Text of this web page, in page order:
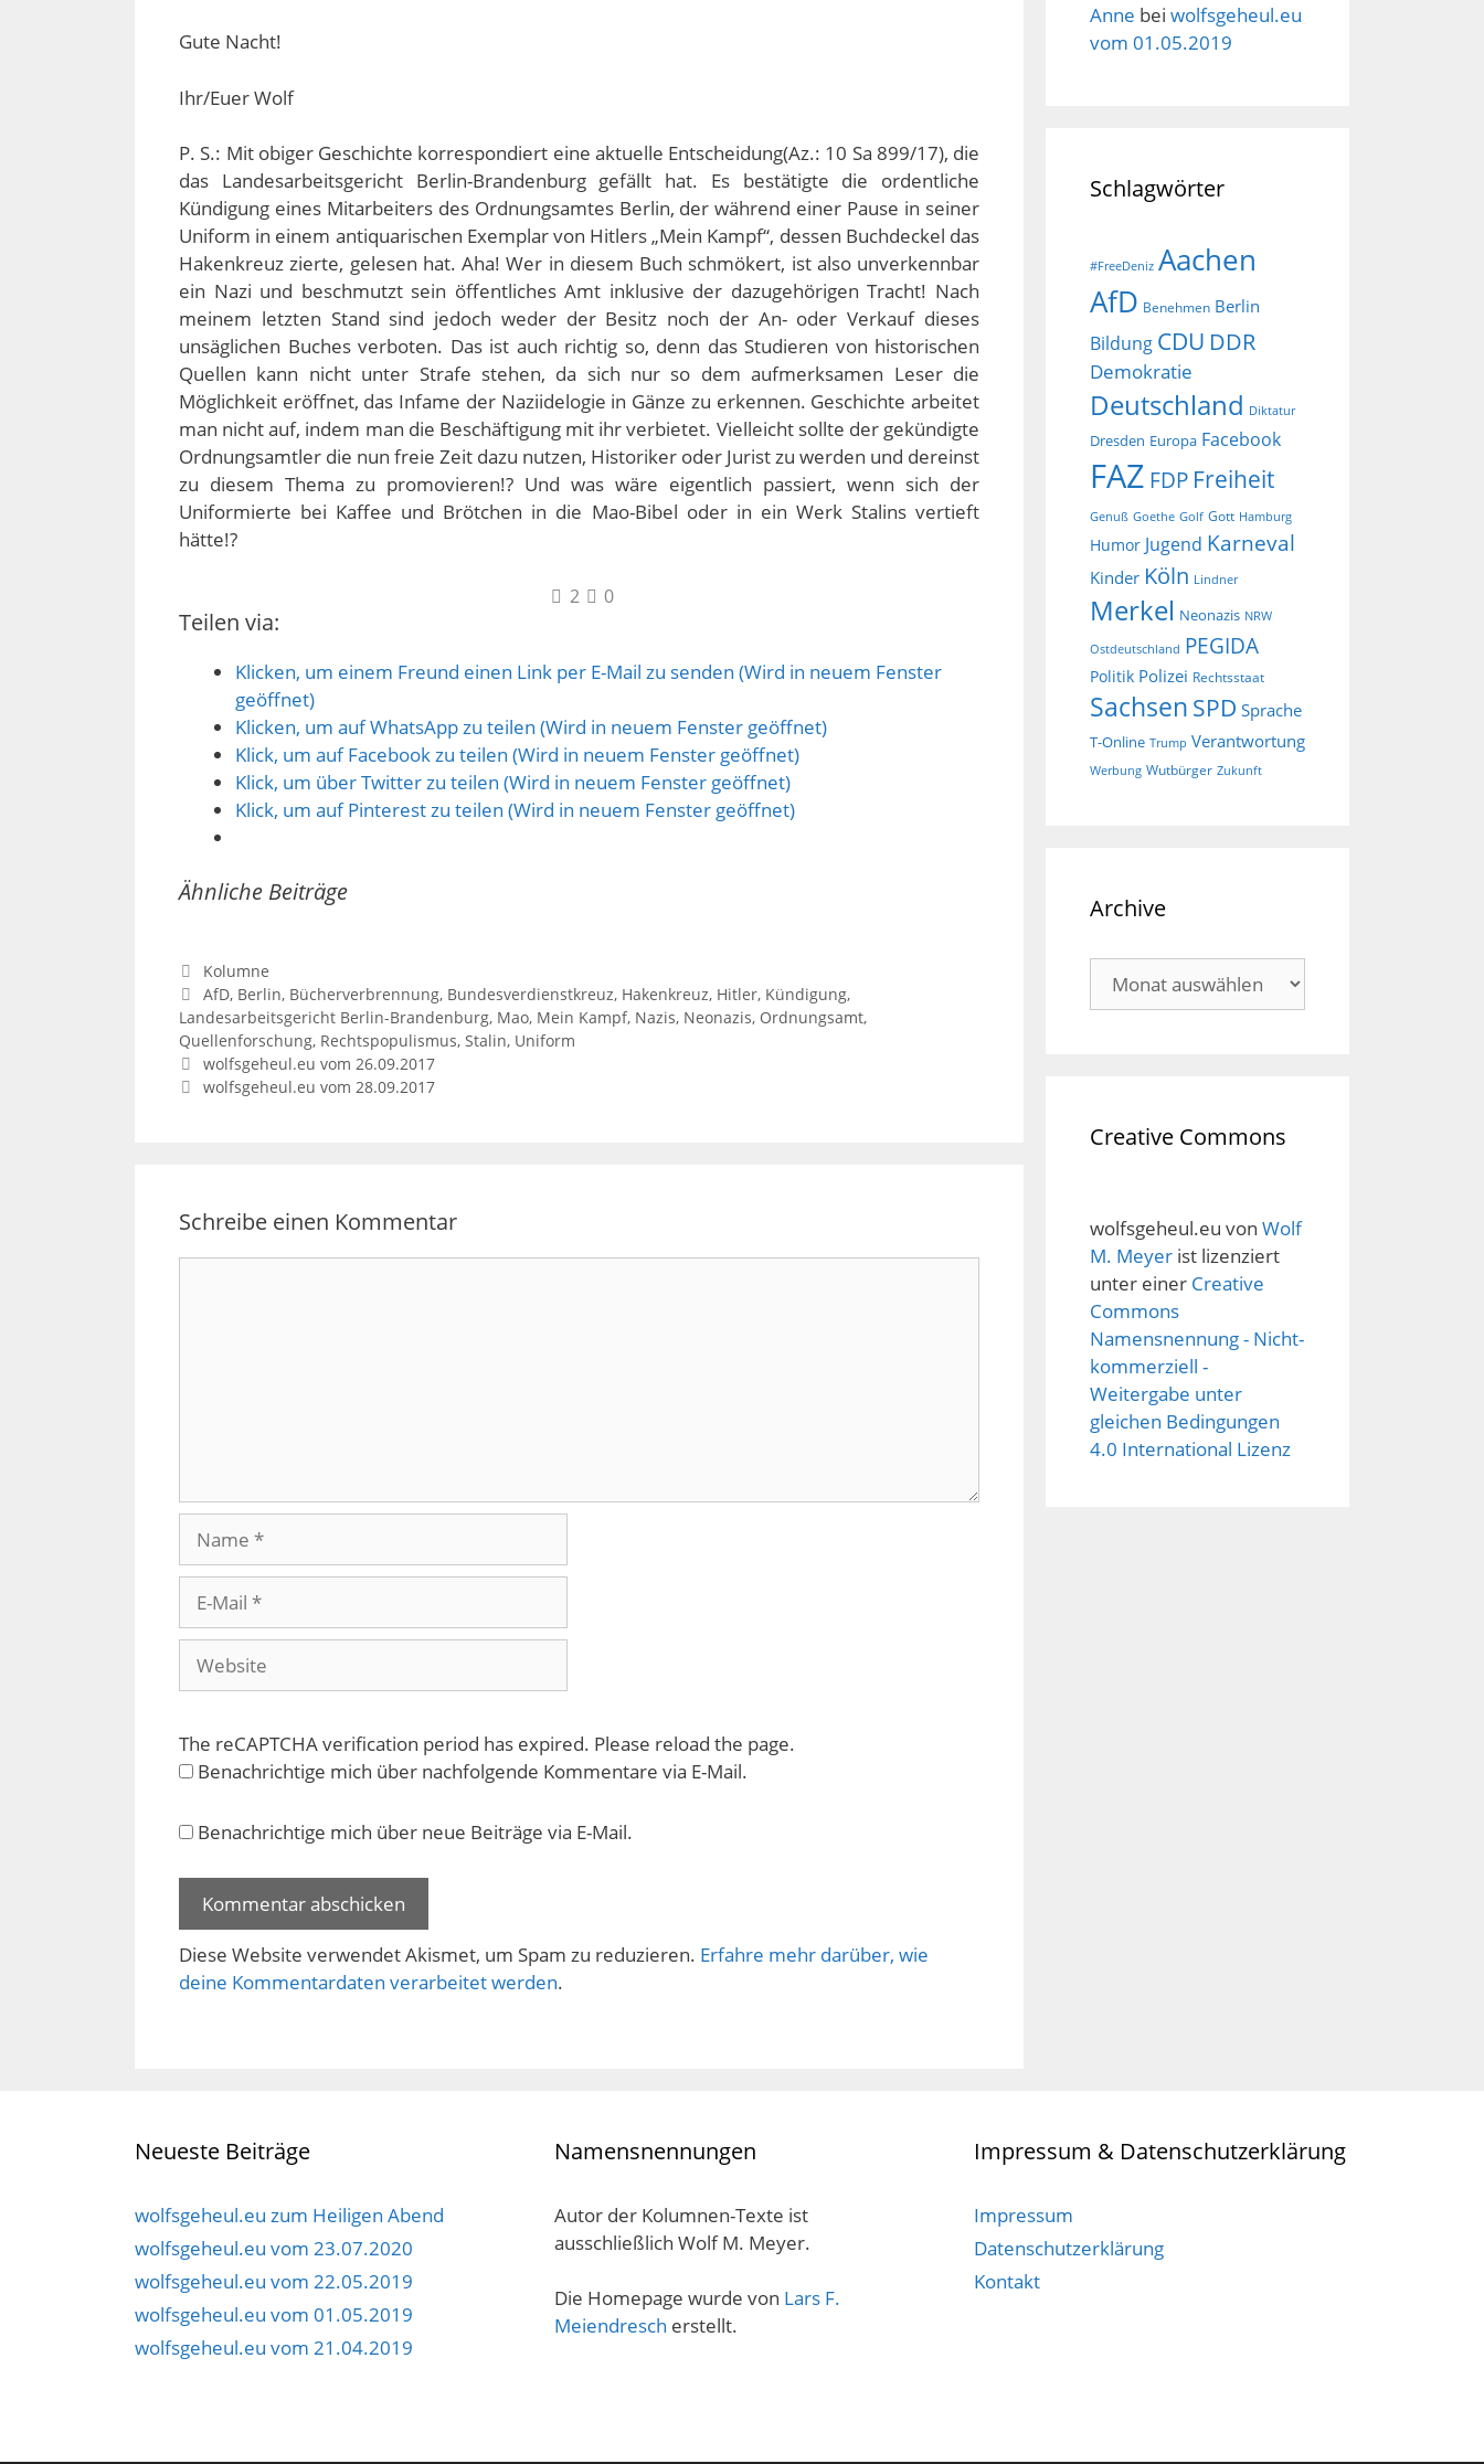
Gute Nacht!
Ihr/Euer Wolf
P. S.: Mit obiger Geschichte korrespondiert eine aktuelle Entscheidung(Az.: 10 Sa 899/17), die
das Landesarbeitsgericht Berlin-Brandenburg gefällt hat. Es bestätigte die ordentliche
Kündigung eines Mitarbeiters des Ordnungsamtes Berlin, der während einer Pause in seiner
Uniform in einem antiquarischen Exemplar von Hitlers „Mein Kampf“, dessen Buchdeckel das
Hakenkreuz zierte, gelesen hat. Aha! Wer in diesem Buch schmökert, ist also unverkennbar
ein Nazi und beschmutzt sein öffentliches Amt inklusive der dazugehörigen Tracht! Nach
meinem letzten Stand sind jedoch weder der Besitz noch der An- oder Verkauf dieses
unsäglichen Buches verboten. Das ist auch richtig so, denn das Studieren von historischen
Quellen kann nicht unter Strafe stehen, da sich nur so dem aufmerksamen Leser die
Möglichkeit eröffnet, das Infame der Naziidelogie in Gänze zu erkennen. Geschichte arbeitet
man nicht auf, indem man die Beschäftigung mit ihr verbietet. Vielleicht sollte der gekündigte
Ordnungsamtler die nun freie Zeit dazu nutzen, Historiker oder Jurist zu werden und dereinst
zu diesem Thema zu promovieren!? Und was wäre eigentlich passiert, wenn sich der
Uniformierte bei Kaffee und Brötchen in die Mao-Bibel oder in ein Werk Stalins vertieft
hätte!?
2 0
Teilen via:
Klicken, um einem Freund einen Link per E-Mail zu senden (Wird in neuem Fenster
geöffnet)
Klicken, um auf WhatsApp zu teilen (Wird in neuem Fenster geöffnet)
Klick, um auf Facebook zu teilen (Wird in neuem Fenster geöffnet)
Klick, um über Twitter zu teilen (Wird in neuem Fenster geöffnet)
Klick, um auf Pinterest zu teilen (Wird in neuem Fenster geöffnet)
Ähnliche Beiträge
Kategorien
Kolumne
Schlagwörter
AfD, Berlin, Bücherverbrennung, Bundesverdienstkreuz, Hakenkreuz, Hitler, Kündigung,
Landesarbeitsgericht Berlin-Brandenburg, Mao, Mein Kampf, Nazis, Neonazis, Ordnungsamt,
Quellenforschung, Rechtspopulismus, Stalin, Uniform
Beitrags-
Navigation
wolfsgeheul.eu vom 26.09.2017
wolfsgeheul.eu vom 28.09.2017
Schreibe einen Kommentar
Mail
Website
The reCAPTCHA verification period has expired. Please reload the page.
Benachrichtige mich über nachfolgende Kommentare via E-Mail.
Benachrichtige mich über neue Beiträge via E-Mail.
Diese Website verwendet Akismet, um Spam zu reduzieren. Erfahre mehr darüber, wie
deine Kommentardaten verarbeitet werden.
Anne bei wolfsgeheul.eu
vom 01.05.2019
Schlagwörter
#FreeDeniz Aachen
AfD Benehmen Berlin
Bildung CDU DDR
Demokratie
Deutschland Diktatur
Dresden Europa Facebook
FAZ FDP Freiheit
Genuß Goethe Golf Gott Hamburg
Humor Jugend Karneval
Kinder Köln Lindner
Merkel Neonazis NRW
Ostdeutschland PEGIDA
Politik Polizei Rechtsstaat
Sachsen SPD Sprache
T-Online Trump Verantwortung
Werbung Wutbürger Zukunft
Archive
Creative Commons
wolfsgeheul.eu von Wolf
M. Meyer ist lizenziert
unter einer Creative
Commons
Namensnennung - Nicht-
kommerziell -
Weitergabe unter
gleichen Bedingungen
4.0 International Lizenz
Neueste Beiträge
wolfsgeheul.eu zum Heiligen Abend
wolfsgeheul.eu vom 23.07.2020
wolfsgeheul.eu vom 22.05.2019
wolfsgeheul.eu vom 01.05.2019
wolfsgeheul.eu vom 21.04.2019
Namensnennungen
Autor der Kolumnen-Texte ist
ausschließlich Wolf M. Meyer.
Die Homepage wurde von Lars F.
Meiendresch erstellt.
Impressum & Datenschutzerklärung
Impressum
Datenschutzerklärung
Kontakt